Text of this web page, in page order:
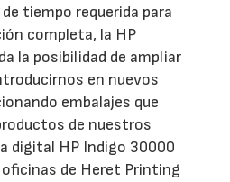
tiempo requerida para
completa, la HP
la posibilidad de ampliar
en nuevos
embalajes que
de nuestros
digital HP Indigo 30000
de Heret Printing